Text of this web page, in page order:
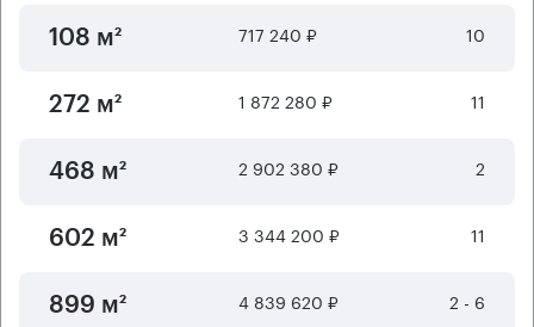
108 м² 717 240 ₽ 10
272 м² 1 872 280 ₽ 11
468 м² 2 902 380 ₽ 2
602 м² 3 344 200 ₽ 11
899 м² 4 839 620 ₽ 2 - 6